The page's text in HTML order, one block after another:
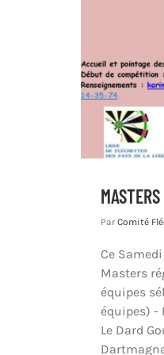
ParComité
Ce
Masters
équipes
équipes) -
Le Dard